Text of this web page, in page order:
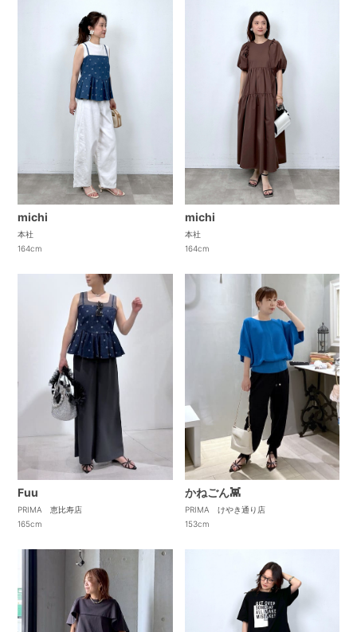
michi
本社
164cm
michi
本社
164cm
Fuu
PRIMA 恵比寿店
165cm
かねごん👾
PRIMA けやき通り店
153cm